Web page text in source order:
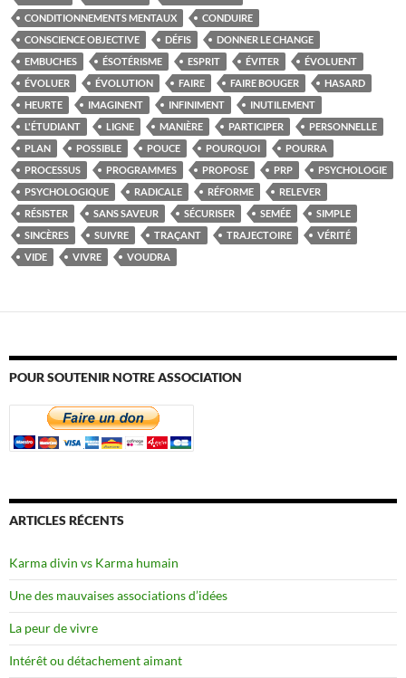
CONDITIONNEMENTS MENTAUX
CONDUIRE
CONSCIENCE OBJECTIVE
DÉFIS
DONNER LE CHANGE
EMBUCHES
ÉSOTÉRISME ESPRIT ÉVITER
ÉVOLUENT
ÉVOLUER
ÉVOLUTION FAIRE FAIRE BOUGER
HASARD
HEURTE
IMAGINENT INFINIMENT
INUTILEMENT
L'ÉTUDIANT
LIGNE MANIÈRE PARTICIPER
PERSONNELLE
PLAN
POSSIBLE POUCE POURQUOI
POURRA
PROCESSUS
PROGRAMMES PROPOSE PRP
PSYCHOLOGIE
PSYCHOLOGIQUE
RADICALE RÉFORME
RELEVER
RÉSISTER
SANS SAVEUR SÉCURISER SEMÉE
SIMPLE
SINCÈRES
SUIVRE TRAÇANT TRAJECTOIRE
VÉRITÉ
VIDE
VIVRE VOUDRA
POUR SOUTENIR NOTRE ASSOCIATION
ARTICLES RÉCENTS
Karma divin vs Karma humain
Une des mauvaises associations d’idées
La peur de vivre
Intérêt ou détachement aimant